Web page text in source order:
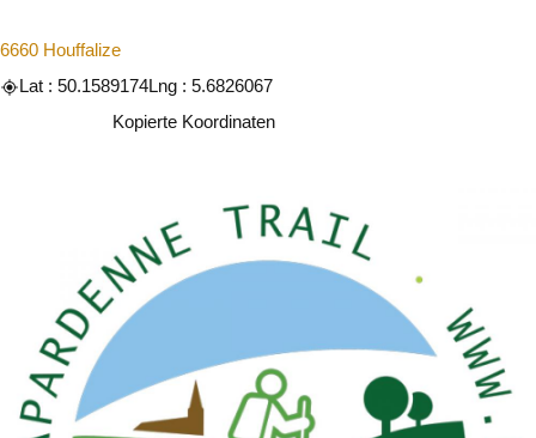
6660 Houffalize
Lat : 50.1589174Lng : 5.6826067
Kopierte Koordinaten